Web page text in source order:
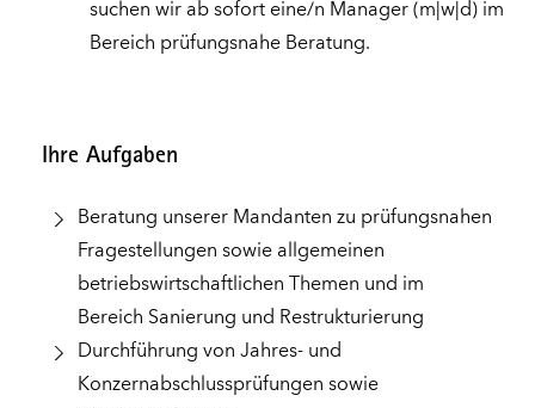
suchen wir ab sofort eine/n Manager (m|w|d) im
Bereich prüfungsnahe Beratung.
Ihre Aufgaben
Beratung unserer Mandanten zu prüfungsnahen
Fragestellungen sowie allgemeinen
betriebswirtschaftlichen Themen und im
Bereich Sanierung und Restrukturierung
Durchführung von Jahres- und
Konzernabschlussprüfungen sowie